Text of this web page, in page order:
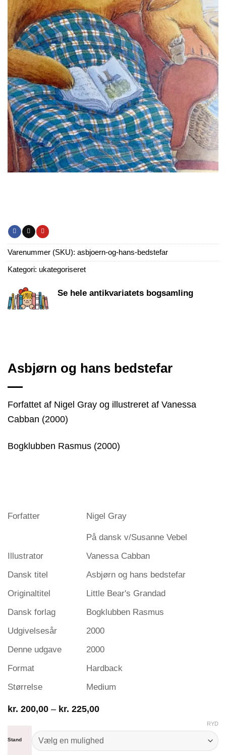
Varenummer (SKU): asbjoern-og-hans-bedstefar
Kategori: ukategoriseret
Se hele antikvariatets bogsamling
Asbjørn og hans bedstefar
Forfattet af Nigel Gray og illustreret af Vanessa
Cabban (2000)
Bogklubben Rasmus (2000)
Forfatter Nigel Gray
På dansk v/Susanne Vebel
Illustrator
Vanessa Cabban
Dansk titel
Asbjørn og hans bedstefar
Originaltitel
Little Bear's Grandad
Dansk forlag
Bogklubben Rasmus
Udgivelsesår
2000
Denne udgave
2000
Format
Hardback
Størrelse
Medium
kr. 200,00 – kr. 225,00Prisinterval:
kr. 225,00
Stand
RYD